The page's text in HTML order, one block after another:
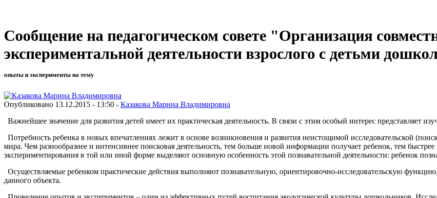
Сообщение на педагогическом совете "Организация
экспериментальной деятельности взрослого с детьми
опыты и эксперименты на тему
Опубликовано 13.12.2015 - 13:50 - Казакова Марина Владимировна
Важнейшее значение для развития детей имеет их практическая деятельность. В связи с этим особый интерес представляет
Потребность ребенка в новых впечатлениях лежит в основе возникновения и развития неистощимой исследовательской
мира. Чем разнообразнее и интенсивнее поисковая деятельность, тем больше новой информации получает ребенок, тем
экспериментирования в той или иной форме выделяют основную особенность этой познавательной деятельности: ребенок
Осуществляемые ребенком практические действия выполняют познавательную, ориентировочно-исследовательскую
данного объекта.